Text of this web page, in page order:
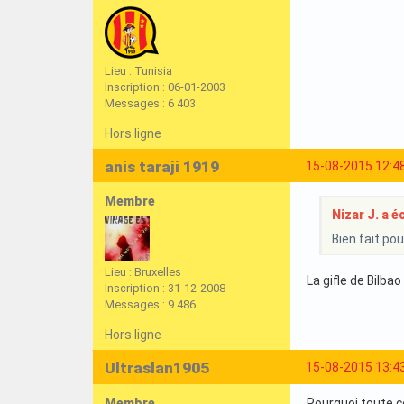
Lieu : Tunisia
Inscription : 06-01-2003
Messages : 6 403
Hors ligne
15-08-2015
anis taraji 1919
Membre
Lieu : Bruxelles
Inscription : 31-12-2008
Messages : 9 486
Nizar J. a
Bien fait
La gifle de Bilbao
Hors ligne
15-08-2015
Ultraslan1905